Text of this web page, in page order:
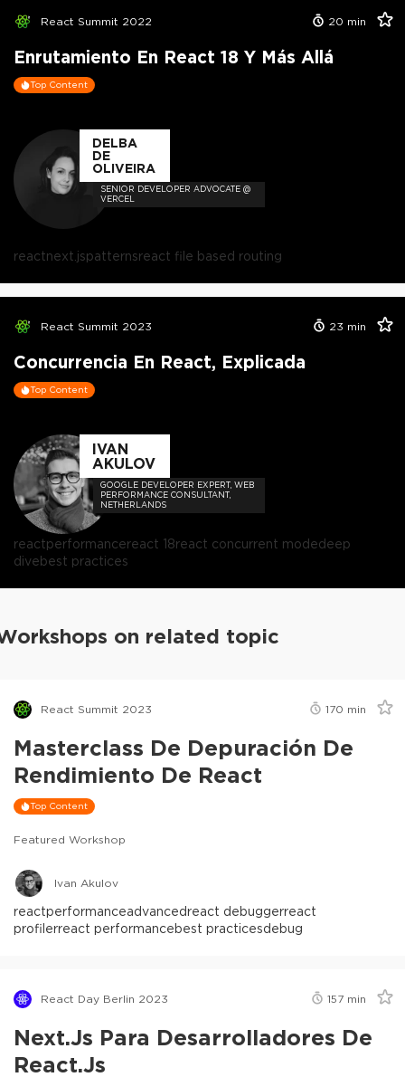
React Summit 2022 20 min
Enrutamiento En React 18 Y Más Allá
Top Content
DELBA
DE
OLIVEIRA
SENIOR DEVELOPER ADVOCATE @
VERCEL
reactnext.jspatternsreact file based routing
React Summit 2023 23 min
Concurrencia En React, Explicada
Top Content
IVAN
AKULOV
GOOGLE DEVELOPER EXPERT, WEB
PERFORMANCE CONSULTANT,
NETHERLANDS
reactperformancereact 18react concurrent modedeep
divebest practices
on related topic
React Summit 2023 170 min
Masterclass De Depuración De
Rendimiento De React
Top Content
Featured Workshop
Ivan Akulov
reactperformanceadvancedreact debuggerreact
profilerreact performancebest practicesdebug
React Day Berlin 2023 157 min
Next.js Para Desarrolladores De
React.js